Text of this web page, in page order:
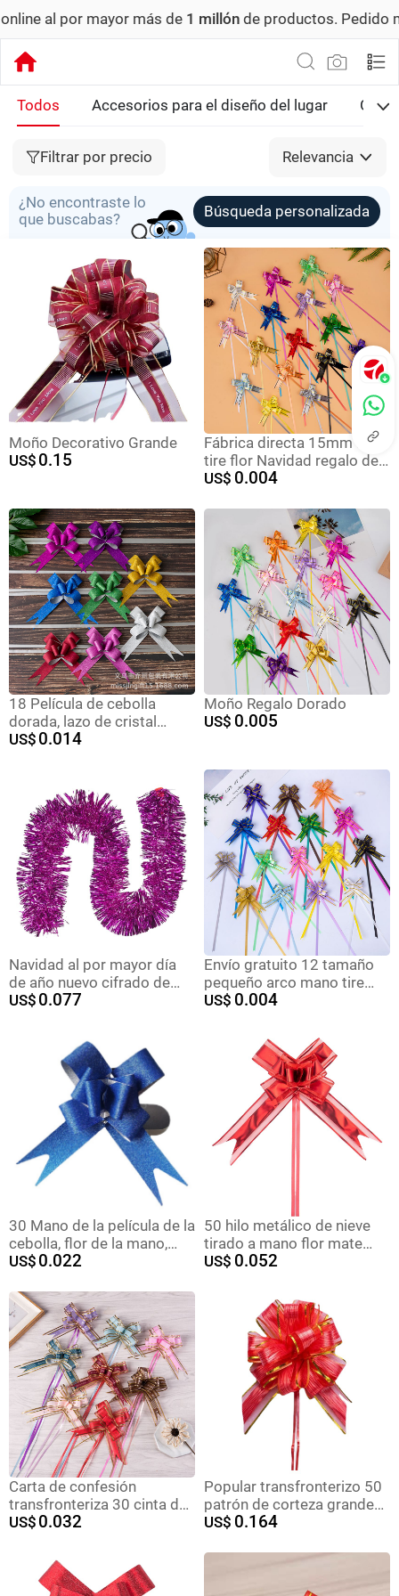
más de1 millónde productos. Pedido mínimo: US$
Todos Accesorios para el diseño del lugar
Filtrar por precio Relevancia
¿No encontraste lo
que buscabas?
Búsqueda personalizada
Moño Decorativo Grande
US$ 0.15
Fábrica directa 15mm arco
tire flor Navidad regalo de
boda decoración oro borde
plástico
US$ 0.004
18 Película de cebolla
dorada, lazo de cristal
monocromático, flor de
de bodas, cinta
US$ 0.014
Moño Regalo Dorado
US$ 0.005
Navidad al por mayor día
de año nuevo cifrado de
doble capa rayas de lana
rayas coloridas
suministros de celebración
US$ 0.077
Envío gratuito 12 tamaño
pequeño arco mano tire
flor regalo decoración
flor corbata flor fábrica al
por mayor
US$ 0.004
30 Mano de la película de la
cebolla, flor de la mano,
suministros de boda,
decorativa, arco de color,
flor de la mano al por
mayor
US$ 0.022
50 hilo metálico de nieve
tirado a mano flor mate
mano-Tirado flor boda
regalo flor embalaje
US$ 0.052
Carta de confesión
transfronteriza 30 cinta de
hilo de nieve flor dibujada a
embalaje arco dibujado
arreglo floral cinta
US$ 0.032
Popular transfronterizo 50
patrón de corteza grande
borde dorado bola de gasa
regalo de Navidad flor
US$ 0.164